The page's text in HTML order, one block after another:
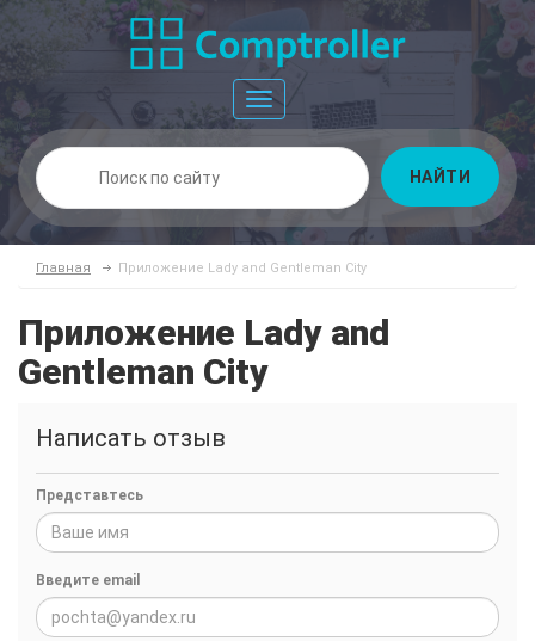
Toggle
navigation
НАЙТИ
Главная Приложение Lady and Gentleman City
Приложение Lady and
Gentleman City
Написать отзыв
Представтесь
Введите email